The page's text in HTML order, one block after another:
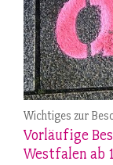
Wichtiges zur
Vorläufige
Westfalen ab